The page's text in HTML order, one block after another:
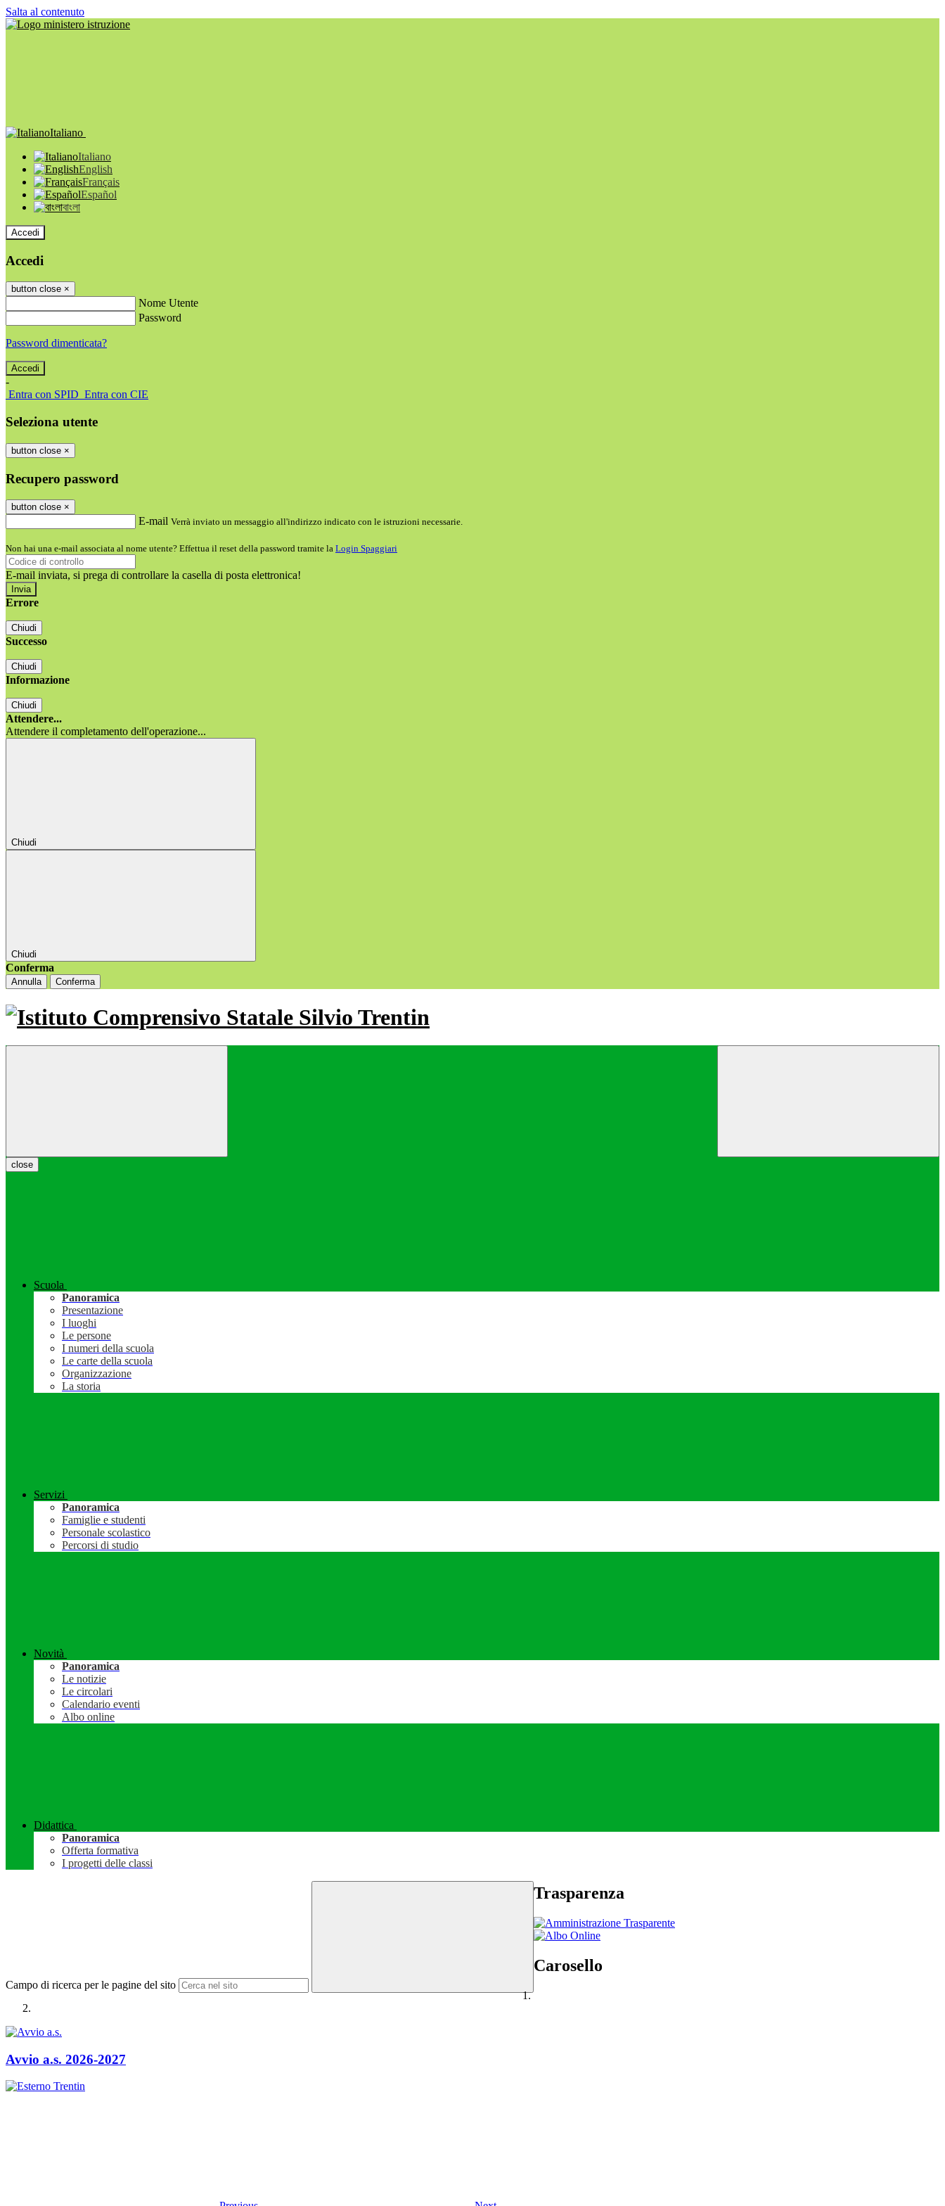
Salta al contenuto
Italiano
Italiano
English
Français
Español
বাংলা
Accedi
Accedi
button close ×
Nome Utente
Password
Password dimenticata?
-
Entra con SPID Entra con CIE
Seleziona utente
button close ×
Recupero password
button close ×
E-mail Verrà inviato un messaggio all'indirizzo indicato con le istruzioni necessarie.
Non hai una e-mail associata al nome utente? Effettua il reset della password tramite la Login Spaggiari
E-mail inviata, si prega di controllare la casella di posta elettronica!
Errore
Chiudi
Successo
Chiudi
Informazione
Chiudi
Attendere...
Attendere il completamento dell'operazione...
Chiudi
Chiudi
Conferma
Annulla Conferma
close
Scuola
Panoramica
Presentazione
I luoghi
Le persone
I numeri della scuola
Le carte della scuola
Organizzazione
La storia
Servizi
Panoramica
Famiglie e studenti
Personale scolastico
Percorsi di studio
Novità
Panoramica
Le notizie
Le circolari
Calendario eventi
Albo online
Didattica
Panoramica
Offerta formativa
I progetti delle classi
Campo di ricerca per le pagine del sito
Trasparenza
Carosello
Avvio a.s. 2026-2027